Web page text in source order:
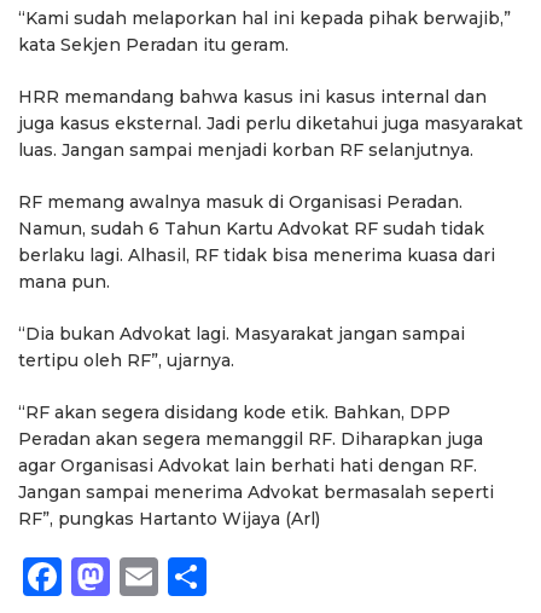
“Kami sudah melaporkan hal ini kepada pihak berwajib,”
kata Sekjen Peradan itu geram.
HRR memandang bahwa kasus ini kasus internal dan
juga kasus eksternal. Jadi perlu diketahui juga masyarakat
luas. Jangan sampai menjadi korban RF selanjutnya.
RF memang awalnya masuk di Organisasi Peradan.
Namun, sudah 6 Tahun Kartu Advokat RF sudah tidak
berlaku lagi. Alhasil, RF tidak bisa menerima kuasa dari
mana pun.
“Dia bukan Advokat lagi. Masyarakat jangan sampai
tertipu oleh RF”, ujarnya.
“RF akan segera disidang kode etik. Bahkan, DPP
Peradan akan segera memanggil RF. Diharapkan juga
agar Organisasi Advokat lain berhati hati dengan RF.
Jangan sampai menerima Advokat bermasalah seperti
RF”, pungkas Hartanto Wijaya (Arl)
Facebook
Mastodon
Email